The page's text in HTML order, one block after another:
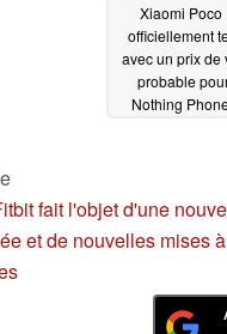
Xiaomi Poco
officiellement
avec un prix de
probable
Nothing
fait l'objet d'une
et de nouvelles mises